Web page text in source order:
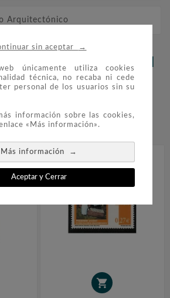
sin aceptar →
únicamente utiliza cookies
técnica, no recaba ni cede
personal de los usuarios sin su
información sobre las cookies,
«Más información».
Más información →
Aceptar y Cerrar
Arquitectónico
QUE ADQUIRIERON
TAMBIÉN
 
